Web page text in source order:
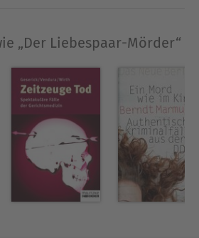
„Der Liebespaar-Mörder“